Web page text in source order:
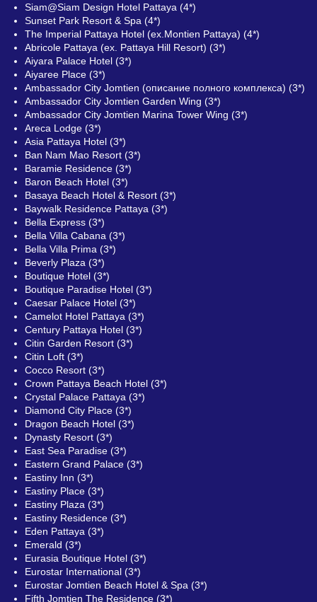
Siam@Siam Design Hotel Pattaya (4*)
Sunset Park Resort & Spa (4*)
The Imperial Pattaya Hotel (ex.Montien Pattaya) (4*)
Abricole Pattaya (ex. Pattaya Hill Resort) (3*)
Aiyara Palace Hotel (3*)
Aiyaree Place (3*)
Ambassador City Jomtien (описание полного комплекса) (3*)
Ambassador City Jomtien Garden Wing (3*)
Ambassador City Jomtien Marina Tower Wing (3*)
Areca Lodge (3*)
Asia Pattaya Hotel (3*)
Ban Nam Mao Resort (3*)
Baramie Residence (3*)
Baron Beach Hotel (3*)
Basaya Beach Hotel & Resort (3*)
Baywalk Residence Pattaya (3*)
Bella Express (3*)
Bella Villa Cabana (3*)
Bella Villa Prima (3*)
Beverly Plaza (3*)
Boutique Hotel (3*)
Boutique Paradise Hotel (3*)
Caesar Palace Hotel (3*)
Camelot Hotel Pattaya (3*)
Century Pattaya Hotel (3*)
Citin Garden Resort (3*)
Citin Loft (3*)
Cocco Resort (3*)
Crown Pattaya Beach Hotel (3*)
Crystal Palace Pattaya (3*)
Diamond City Place (3*)
Dragon Beach Hotel (3*)
Dynasty Resort (3*)
East Sea Paradise (3*)
Eastern Grand Palace (3*)
Eastiny Inn (3*)
Eastiny Place (3*)
Eastiny Plaza (3*)
Eastiny Residence (3*)
Eden Pattaya (3*)
Emerald (3*)
Eurasia Boutique Hotel (3*)
Eurostar International (3*)
Eurostar Jomtien Beach Hotel & Spa (3*)
Fifth Jomtien The Residence (3*)